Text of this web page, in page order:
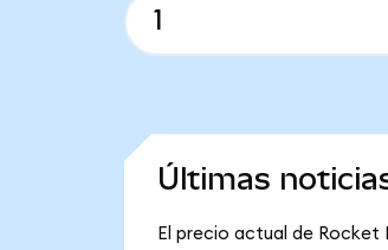
Últimas
El precio actual de Rocket